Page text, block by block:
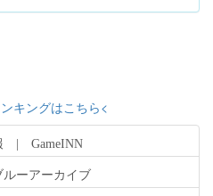
キングはこちら<
| GameINN
ーアーカイブ